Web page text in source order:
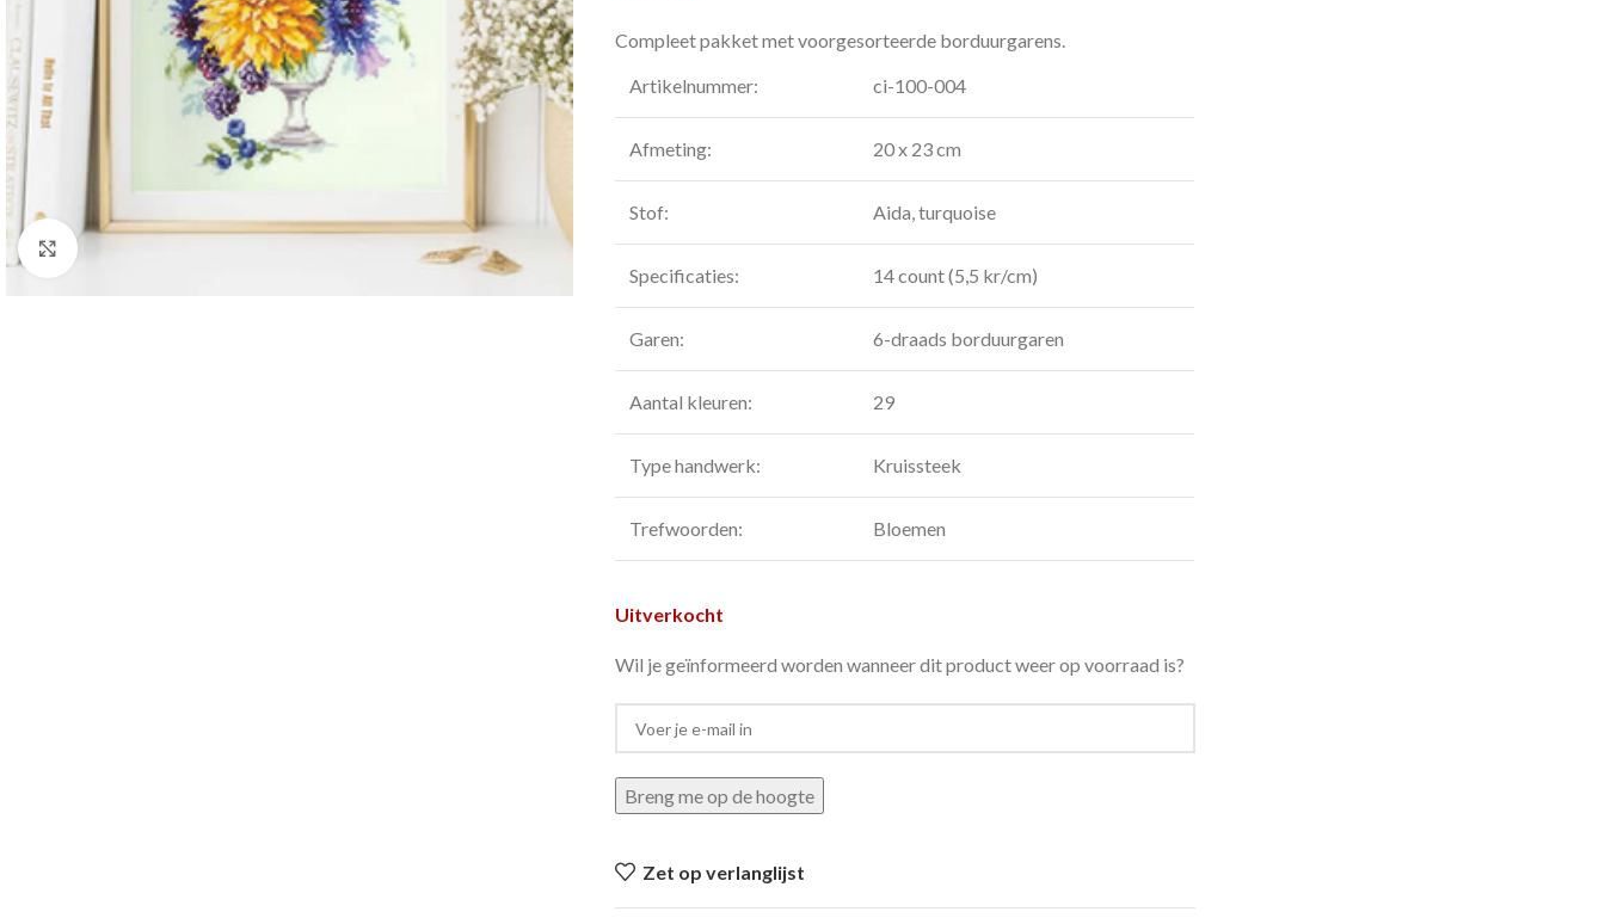
Compleet pakket met voorgesorteerde borduurgarens.
Artikelnummer:
ci-100-004
Afmeting: 20 x 23 cm
Stof: Aida, turquoise
Specificaties: 14 count (5,5 kr/cm)
Garen: 6-draads borduurgaren
Aantal kleuren: 29
Type handwerk: Kruissteek
Trefwoorden: Bloemen
Uitverkocht
Wil je geïnformeerd worden wanneer dit product weer op voorraad is?
Breng me op de hoogte
Zet op verlanglijst